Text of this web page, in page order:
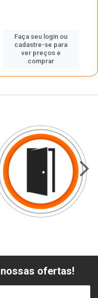
Faça seu login ou
cadastre-se para
ver preços e
comprar
ofertas!